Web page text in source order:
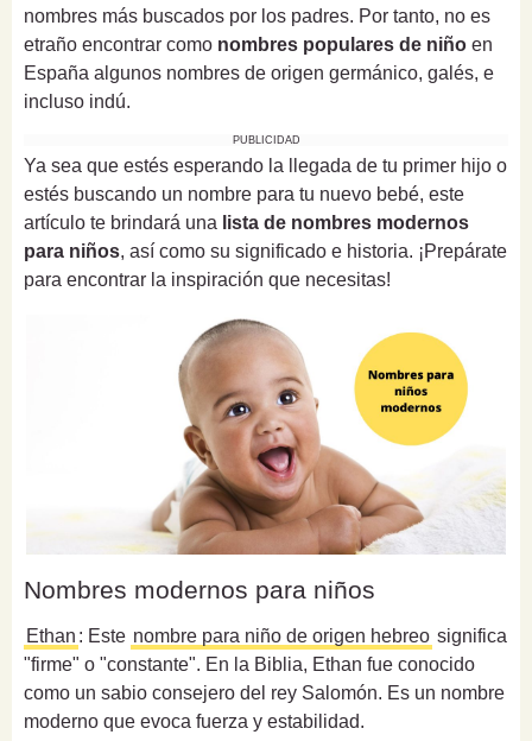
nombres más buscados por los padres. Por tanto, no es
etraño encontrar como nombres populares de niño en
España algunos nombres de origen germánico, galés, e
incluso indú.
PUBLICIDAD
Ya sea que estés esperando la llegada de tu primer hijo o
estés buscando un nombre para tu nuevo bebé, este
artículo te brindará una lista de nombres modernos
para niños, así como su significado e historia. ¡Prepárate
para encontrar la inspiración que necesitas!
Nombres modernos para niños
Ethan : Este nombre para niño de origen hebreo significa
"firme" o "constante". En la Biblia, Ethan fue conocido
como un sabio consejero del rey Salomón. Es un nombre
moderno que evoca fuerza y estabilidad.